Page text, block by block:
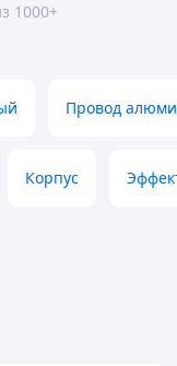
1000+
Провод
Корпус